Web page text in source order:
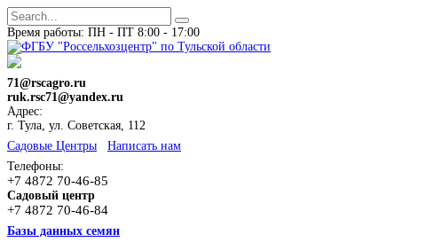
Время работы: ПН - ПТ 8:00 - 17:00
71@rscagro.ru
ruk.rsc71@yandex.ru
Адрес:
г. Тула, ул. Советская, 112
Cадовые Центры
Написать нам
Телефоны:
+7 4872 70-46-85
Садовый центр
+7 4872 70-46-84
Базы данных семян